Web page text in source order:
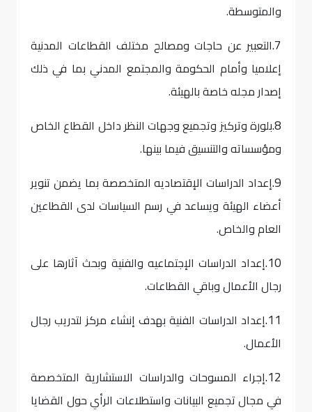
والمتوسطة.
7. التعبير عن حاجات ومصالح مختلف القطاعات المدنية
إعلاميا وأمام الحكومة والمجتمع المدني بما في ذلك
إصدار مجله خاصة بالهيئة.
8.بلورة وتركيز وتجميع وجهات النظر داخل القطاع الخاص
ومؤسساته والتنسيق فيما بينها.
9.إعداد الدراسات الإقتصاديه المتخصصة بما يضمن تنوير
أعضاء الهيئة ويساعد في رسم السياسات لدى القطاعين
العام والخاص.
10. إعداد الدراسات الإجتماعيه والفنية وبحث آثارها على
رجال الأعمال وباقي القطاعات.
11. إعداد الدراسات الفنية بهدف إنشاء مركز لتدريب رجال
الأعمال.
12. إجراء المسوحات والدراسات الاستشارية المتخصصة
في مجال تجميع البيانات واستطلاعات الرأي حول القضايا